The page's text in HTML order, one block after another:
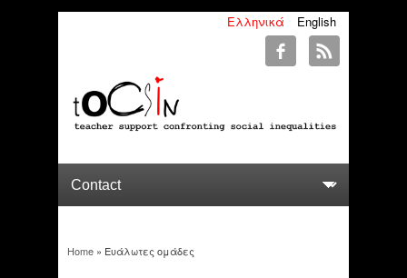
English
Ελληνικά
You are here
Home» Ευάλωτες ομάδες